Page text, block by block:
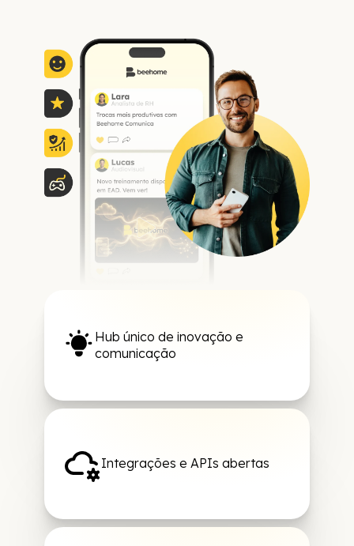
Hub único de inovação e
comunicação
Integrações e APIs abertas